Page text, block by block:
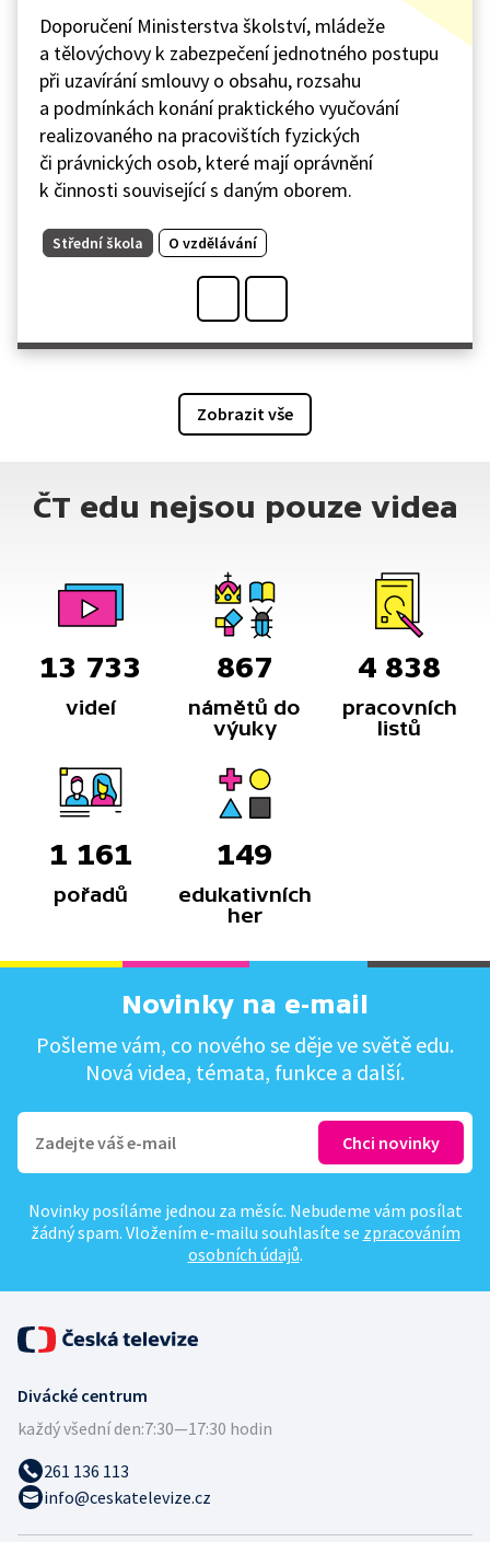
Doporučení Ministerstva školství, mládeže
a tělovýchovy k zabezpečení jednotného postupu
při uzavírání smlouvy o obsahu, rozsahu
a podmínkách konání praktického vyučování
realizovaného na pracovištích fyzických
či právnických osob, které mají oprávnění
k činnosti související s daným oborem.
Střední škola O vzdělávání
Zobrazit vše
ČT edu nejsou pouze videa
13 733
videí
867
námětů do
výuky
4 838
pracovních
listů
1 161
pořadů
149
edukativních
her
Novinky na e-mail
Pošleme vám, co nového se děje ve světě edu.
Nová videa, témata, funkce a další.
Novinky posíláme jednou za měsíc. Nebudeme vám posílat
žádný spam. Vložením e-mailu souhlasíte se zpracováním
osobních údajů.